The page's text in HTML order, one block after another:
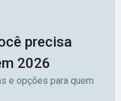
precisa
2026
e opções para quem